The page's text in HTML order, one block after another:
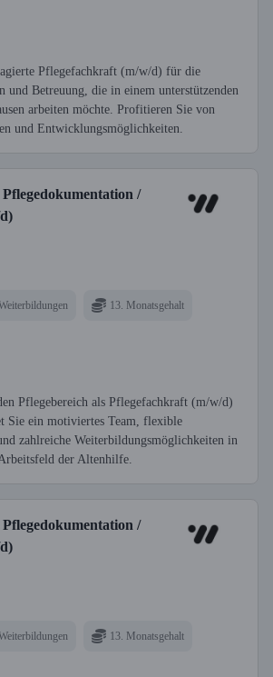
Pflegefachkraft (m/w/d) für die
und Betreuung, die in einem unterstützenden
arbeiten möchte. Profitieren Sie von
und Entwicklungsmöglichkeiten.
/
13. Monatsgehalt
Pflegebereich als Pflegefachkraft (m/w/d)
Sie ein motiviertes Team, flexible
zahlreiche Weiterbildungsmöglichkeiten in
der Altenhilfe.
/
13. Monatsgehalt